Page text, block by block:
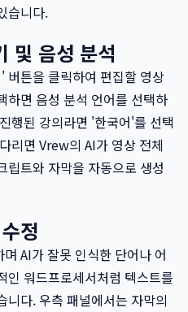
습니다.
및 음성 분석
튼을 클릭하여 편집할 영상
하면 음성 분석 언어를 선택하
행된 강의라면 '한국어'를 선택
리면 Vrew의 AI가 영상 전체
립트와 자막을 자동으로 생성
정
AI가 잘못 인식한 단어나 어
인 워드프로세서처럼 텍스트를
니다. 우측 패널에서는 자막의